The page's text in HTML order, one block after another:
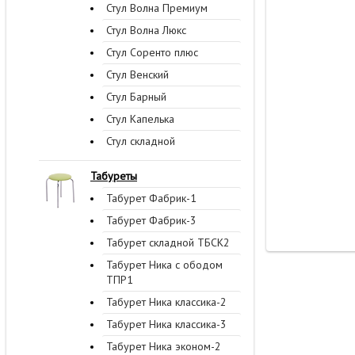
Стул Волна Премиум
Стул Волна Люкс
Стул Соренто плюс
Стул Венский
Стул Барный
Стул Капелька
Стул складной
Табуреты
Табурет Фабрик-1
Табурет Фабрик-3
Табурет складной ТБСК2
Табурет Ника с ободом
ТПР1
Табурет Ника классика-2
Табурет Ника классика-3
Табурет Ника эконом-2